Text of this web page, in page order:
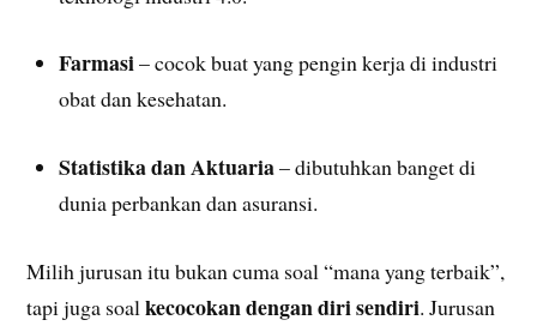
Farmasi– cocok buat yang pengin kerja di industri
obat dan kesehatan.
Statistika dan Aktuaria– dibutuhkan banget di
dunia perbankan dan asuransi.
Milih jurusan itu bukan cuma soal “mana yang terbaik”,
tapi juga soalkecocokan dengan diri sendiri. Jurusan